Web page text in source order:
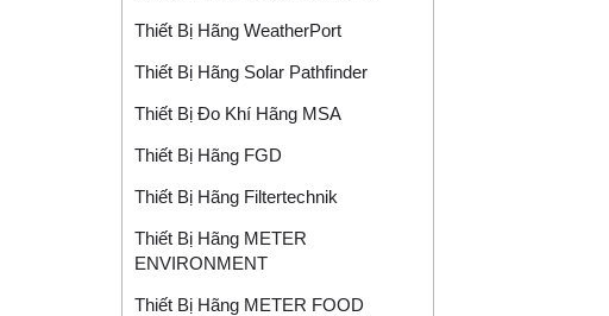
Thiết Bị Hãng WeatherPort
Thiết Bị Hãng Solar Pathfinder
Thiết Bị Đo Khí Hãng MSA
Thiết Bị Hãng FGD
Thiết Bị Hãng Filtertechnik
Thiết Bị Hãng METER
ENVIRONMENT
Thiết Bị Hãng METER FOOD